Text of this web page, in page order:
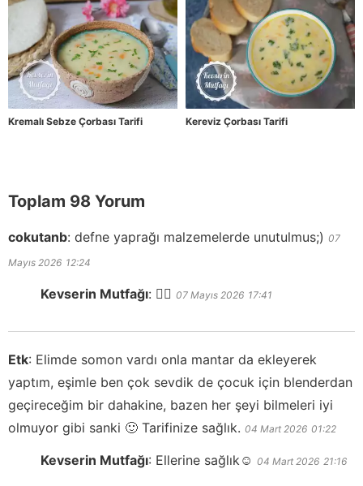
Kremalı Sebze Çorbası Tarifi Kereviz Çorbası Tarifi
Toplam 98 Yorum
cokutanb: defne yaprağı malzemelerde unutulmus;) 07
Mayıs 2026 12:24
Kevserin Mutfağı: 👍🏻 07 Mayıs 2026 17:41
Etk: Elimde somon vardı onla mantar da ekleyerek
yaptım, eşimle ben çok sevdik de çocuk için blenderdan
geçireceğim bir dahakine, bazen her şeyi bilmeleri iyi
olmuyor gibi sanki 🙂 Tarifinize sağlık. 04 Mart 2026 01:22
Kevserin Mutfağı: Ellerine sağlık☺️ 04 Mart 2026 21:16